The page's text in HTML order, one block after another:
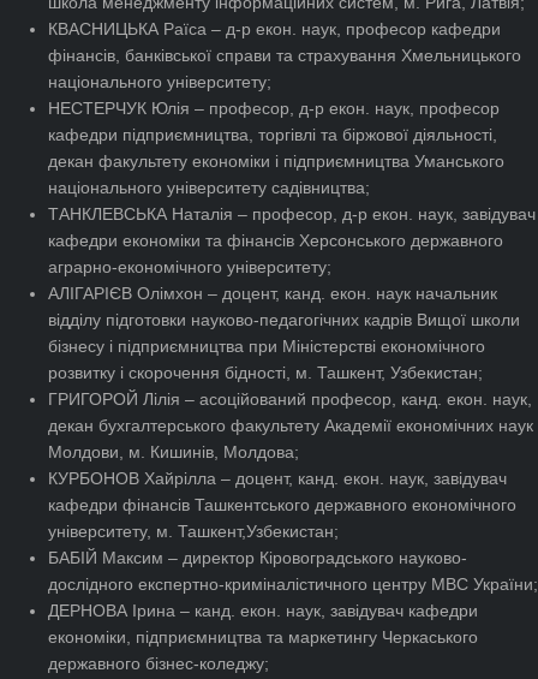
КВАСНИЦЬКА Раїса – д-р екон. наук, професор кафедри
фінансів, банківської справи та страхування Хмельницького
національного університету;
НЕСТЕРЧУК Юлія – професор, д-р екон. наук, професор
кафедри підприємництва, торгівлі та біржової діяльності,
декан факультету економіки і підприємництва Уманського
національного університету садівництва;
ТАНКЛЕВСЬКА Наталія – професор, д-р екон. наук, завідувач
кафедри економіки та фінансів Херсонського державного
аграрно-економічного університету;
АЛІГАРІЄВ Олімхон – доцент, канд. екон. наук начальник
відділу підготовки науково-педагогічних кадрів Вищої школи
бізнесу і підприємництва при Міністерстві економічного
розвитку і скорочення бідності, м. Ташкент, Узбекистан;
ГРИГОРОЙ Лілія – асоційований професор, канд. екон. наук,
декан бухгалтерського факультету Академії економічних наук
Молдови, м. Кишинів, Молдова;
КУРБОНОВ Хайрілла – доцент, канд. екон. наук, завідувач
кафедри фінансів Ташкентського державного економічного
університету, м. Ташкент,Узбекистан;
БАБІЙ Максим – директор Кіровоградського науково-
дослідного експертно-криміналістичного центру МВС України;
ДЕРНОВА Ірина – канд. екон. наук, завідувач кафедри
економіки, підприємництва та маркетингу Черкаського
державного бізнес-коледжу;